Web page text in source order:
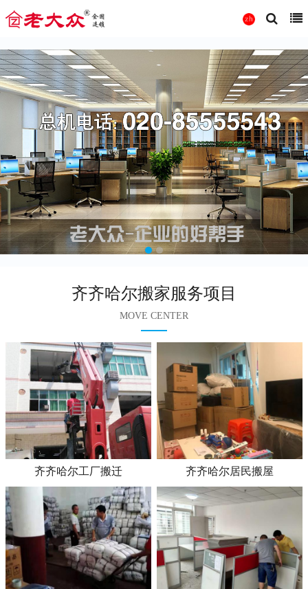
齐齐哈尔搬家服务项目
MOVE CENTER
齐齐哈尔工厂搬迁 齐齐哈尔居民搬屋